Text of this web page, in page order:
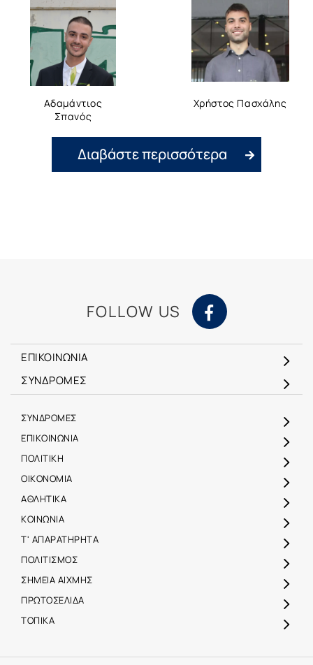
Αδαμάντιος
Σπανός
Χρήστος Πασχάλης
Διαβάστε περισσότερα
FOLLOW US
ΕΠΙΚΟΙΝΩΝΙΑ
ΣΥΝΔΡΟΜΕΣ
ΣΥΝΔΡΟΜΕΣ
ΕΠΙΚΟΙΝΩΝΙΑ
ΠΟΛΙΤΙΚΗ
ΟΙΚΟΝΟΜΙΑ
ΑΘΛΗΤΙΚΑ
ΚΟΙΝΩΝΙΑ
Τ' ΑΠΑΡΑΤΗΡΗΤΑ
ΠΟΛΙΤΙΣΜΟΣ
ΣΗΜΕΙΑ ΑΙΧΜΗΣ
ΠΡΩΤΟΣΕΛΙΔΑ
ΤΟΠΙΚΑ